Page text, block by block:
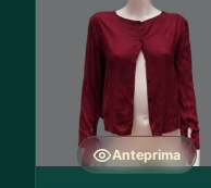
Anteprima